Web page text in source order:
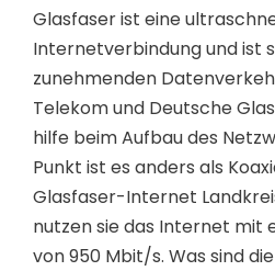
Glasfaser ist eine
Internetverbindung und ist
zunehmenden
Telekom und Deutsche
hilfe beim Aufbau des
Punkt ist es anders als
Glasfaser-Internet
nutzen sie das Internet mit
von 950 Mbit/s. Was sind